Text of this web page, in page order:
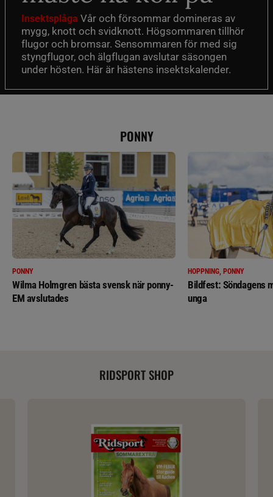
Insektsplåga Vår och försommar domineras av
mygg, knott och svidknott. Högsommaren tillhör
flugor och bromsar. Sensommaren för med sig
styngflugor, och älgflugan avslutar säsongen
under hösten. Här är hästens insektskalender.
PONNY
PONNY
Wilma Holmgren bästa svensk när ponny-
EM avslutades
HOPPNING, PONNY
Bildfest: Söndagens
unga
RIDSPORT SHOP